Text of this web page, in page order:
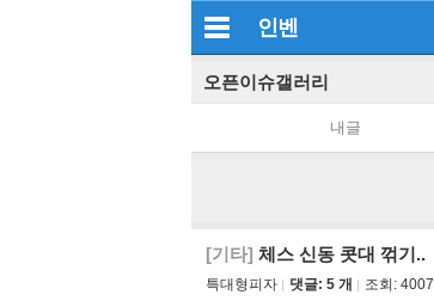
인벤
오픈이슈갤러리
내글
[기타] 체스 신동 콧대 꺾기..
특대형피자 댓글: 5 개 조회: 4007